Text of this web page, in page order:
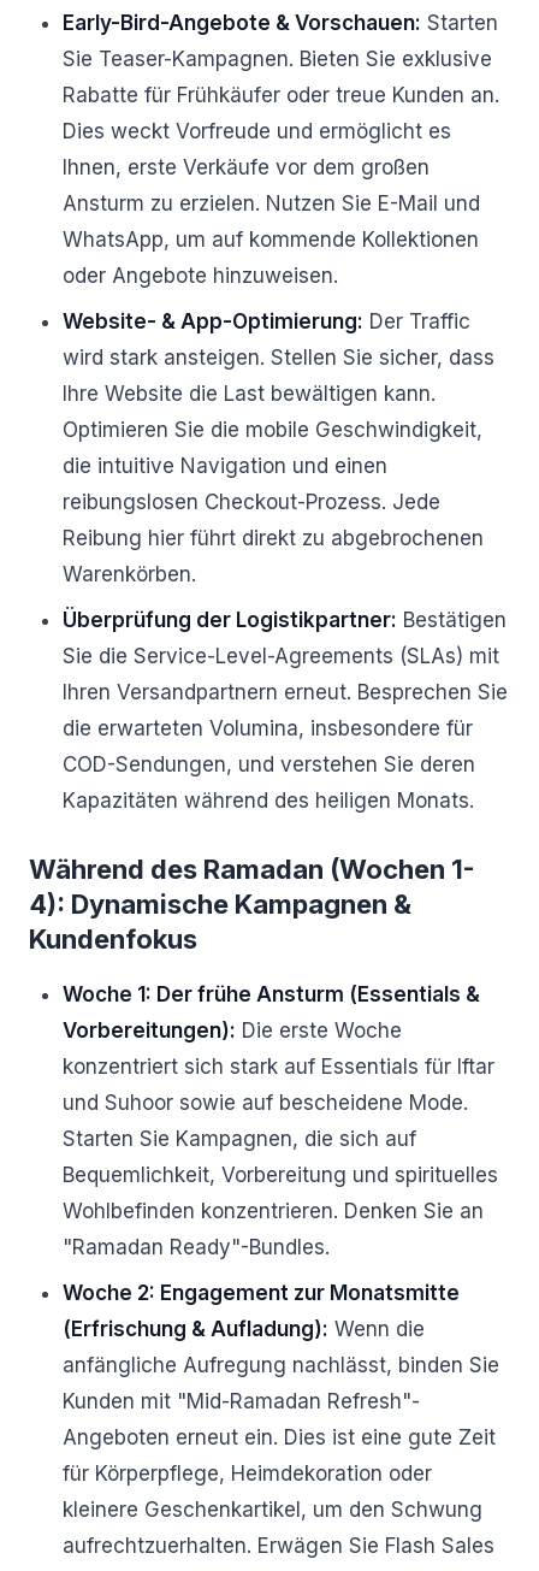
Early-Bird-Angebote & Vorschauen: Starten
Sie Teaser-Kampagnen. Bieten Sie exklusive
Rabatte für Frühkäufer oder treue Kunden an.
Dies weckt Vorfreude und ermöglicht es
Ihnen, erste Verkäufe vor dem großen
Ansturm zu erzielen. Nutzen Sie E-Mail und
WhatsApp, um auf kommende Kollektionen
oder Angebote hinzuweisen.
Website- & App-Optimierung: Der Traffic
wird stark ansteigen. Stellen Sie sicher, dass
Ihre Website die Last bewältigen kann.
Optimieren Sie die mobile Geschwindigkeit,
die intuitive Navigation und einen
reibungslosen Checkout-Prozess. Jede
Reibung hier führt direkt zu abgebrochenen
Warenkörben.
Überprüfung der Logistikpartner: Bestätigen
Sie die Service-Level-Agreements (SLAs) mit
Ihren Versandpartnern erneut. Besprechen Sie
die erwarteten Volumina, insbesondere für
COD-Sendungen, und verstehen Sie deren
Kapazitäten während des heiligen Monats.
Während des Ramadan (Wochen 1-
4): Dynamische Kampagnen &
Kundenfokus
Woche 1: Der frühe Ansturm (Essentials &
Vorbereitungen): Die erste Woche
konzentriert sich stark auf Essentials für Iftar
und Suhoor sowie auf bescheidene Mode.
Starten Sie Kampagnen, die sich auf
Bequemlichkeit, Vorbereitung und spirituelles
Wohlbefinden konzentrieren. Denken Sie an
"Ramadan Ready"-Bundles.
Woche 2: Engagement zur Monatsmitte
(Erfrischung & Aufladung): Wenn die
anfängliche Aufregung nachlässt, binden Sie
Kunden mit "Mid-Ramadan Refresh"-
Angeboten erneut ein. Dies ist eine gute Zeit
für Körperpflege, Heimdekoration oder
kleinere Geschenkartikel, um den Schwung
aufrechtzuerhalten. Erwägen Sie Flash Sales